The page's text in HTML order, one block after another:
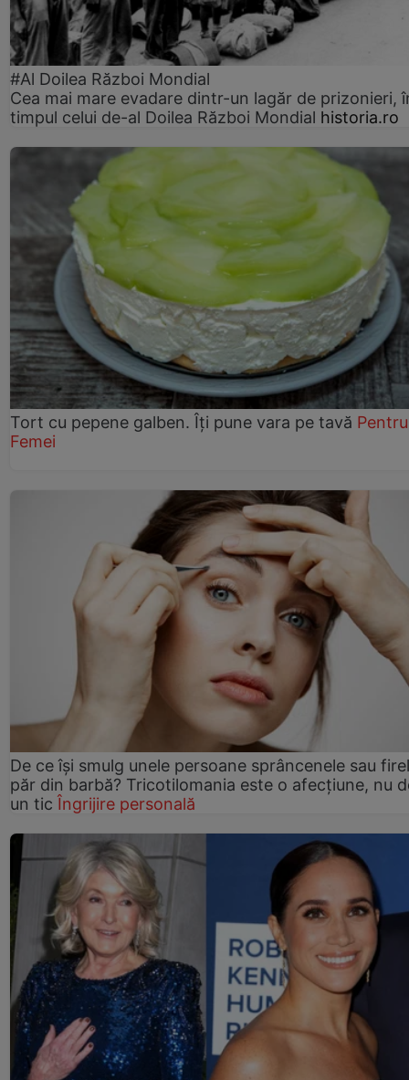
#Al Doilea Război Mondial
Cea mai mare evadare dintr-un lagăr de prizonieri,
timpul celui de-al Doilea Război Mondial historia.ro
Tort cu pepene galben. Îți pune vara pe tavă Pentru
Femei
De ce își smulg unele persoane sprâncenele sau
păr din barbă? Tricotilomania este o afecțiune, nu
un tic Îngrijire personală